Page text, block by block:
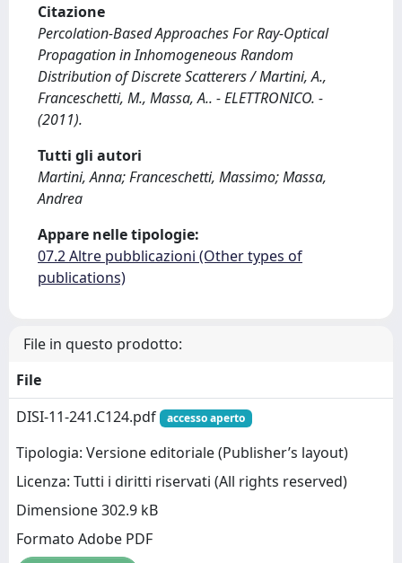
Citazione
Percolation-Based Approaches For Ray-Optical
Propagation in Inhomogeneous Random
Distribution of Discrete Scatterers / Martini, A.,
Franceschetti, M., Massa, A.. - ELETTRONICO. -
(2011).
Tutti gli autori
Martini, Anna; Franceschetti, Massimo; Massa,
Andrea
Appare nelle tipologie:
07.2 Altre pubblicazioni (Other types of
publications)
File in questo prodotto:
File
DISI-11-241.C124.pdf
accesso aperto
Tipologia: Versione editoriale (Publisher’s layout)
Licenza: Tutti i diritti riservati (All rights reserved)
Dimensione 302.9 kB
Formato Adobe PDF